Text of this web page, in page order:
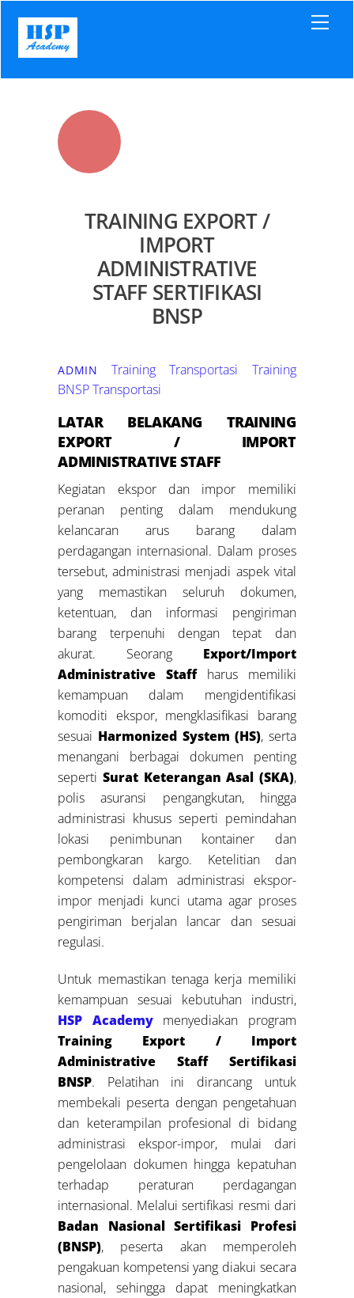
content
TRAINING EXPORT /
IMPORT
ADMINISTRATIVE
STAFF SERTIFIKASI
BNSP
ADMIN Training Transportasi
Training
BNSP Transportasi
LATAR BELAKANG
TRAINING
EXPORT / IMPORT
ADMINISTRATIVE STAFF
Kegiatan ekspor dan impor memiliki
peranan penting dalam mendukung
kelancaran arus barang dalam
perdagangan internasional. Dalam proses
tersebut, administrasi menjadi aspek vital
yang memastikan seluruh dokumen,
ketentuan, dan informasi pengiriman
barang terpenuhi dengan tepat dan
akurat. Seorang Export/Import
Administrative Staffharus memiliki
kemampuan dalam mengidentifikasi
komoditi ekspor, mengklasifikasi barang
sesuai Harmonized System (HS), serta
menangani berbagai dokumen penting
seperti Surat Keterangan Asal (SKA),
polis asuransi pengangkutan, hingga
administrasi khusus seperti pemindahan
lokasi penimbunan kontainer dan
pembongkaran kargo. Ketelitian dan
kompetensi dalam administrasi ekspor-
impor menjadi kunci utama agar proses
pengiriman berjalan lancar dan sesuai
regulasi.
Untuk memastikan tenaga kerja memiliki
kemampuan sesuai kebutuhan industri,
HSP Academymenyediakan program
Training Export / Import
Administrative Staff Sertifikasi
BNSP. Pelatihan ini dirancang untuk
membekali peserta dengan pengetahuan
dan keterampilan profesional di bidang
administrasi ekspor-impor, mulai dari
pengelolaan dokumen hingga kepatuhan
terhadap peraturan perdagangan
internasional. Melalui sertifikasi resmi dari
Badan Nasional Sertifikasi Profesi
(BNSP), peserta akan memperoleh
pengakuan kompetensi yang diakui secara
nasional, sehingga dapat meningkatkan